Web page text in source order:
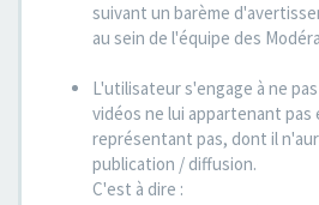
suivant un barème
au sein de l'équipe des
L'utilisateur s'engage à ne
vidéos ne lui appartenant
représentant pas, dont il
publication / diffusion.
C'est à dire :